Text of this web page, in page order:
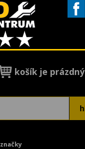
košík je prázdný